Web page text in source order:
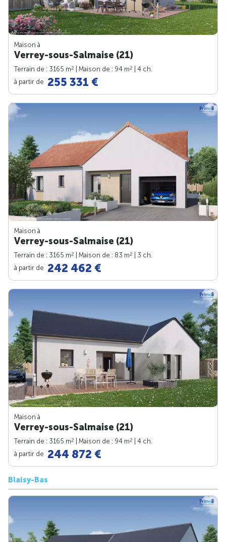
Maison à
Verrey-sous-Salmaise (21)
Terrain de : 3165 m2 | Maison de : 94 m2
| 4 ch.
à partir de 255 331 €
Maison à
Verrey-sous-Salmaise (21)
Terrain de : 3165 m2 | Maison de : 83 m2
| 3 ch.
à partir de 242 462 €
Maison à
Verrey-sous-Salmaise (21)
Terrain de : 3165 m2 | Maison de : 94 m2
| 4 ch.
à partir de 244 872 €
Blaisy-Bas